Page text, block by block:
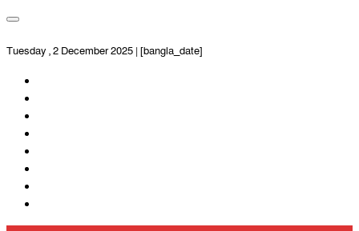
Tuesday , 2 December 2025 | [bangla_date]